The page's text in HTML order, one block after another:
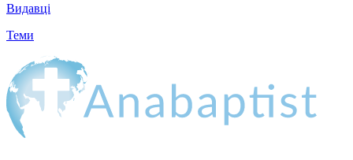
Видавці
Теми